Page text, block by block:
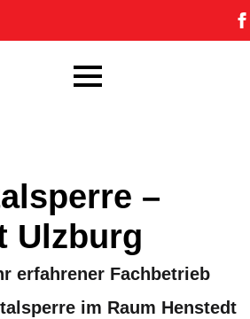
–
Ulzburg
erfahrener Fachbetrieb
im Raum Henstedt